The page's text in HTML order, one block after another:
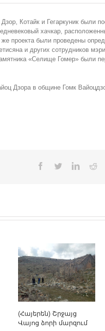
Котайк и Гегаркуник были
хачкар,
же проекта были проведены
и других сотрудников
«Селище Гомер» были
Дзора в общине Гомк
Facebook
TwitterLinkedin
(Հայերեն) Շրջայց
Վայոց ձորի մարզում